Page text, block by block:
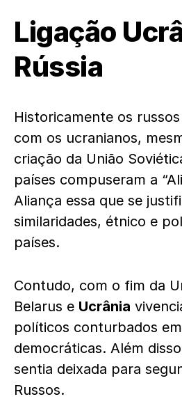
Ligação
Rússia
Historicamente os
com os ucranianos,
criação da União
países compuseram a
Aliança essa que se
similaridades, étnico e
países.
Contudo, com o fim da
Belarus e Ucrânia
políticos conturbados
democráticas. Além
sentia deixada para
Russos.